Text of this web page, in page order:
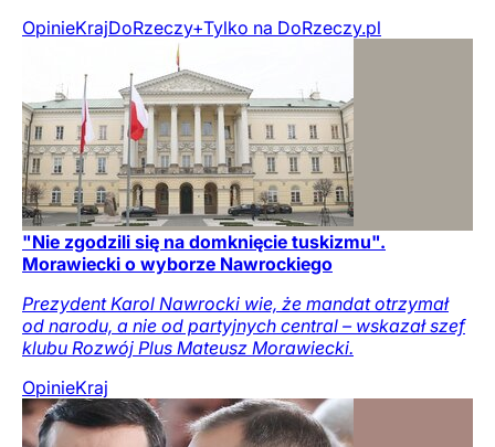
OpinieKrajDoRzeczy+Tylko na DoRzeczy.pl
"Nie zgodzili się na domknięcie tuskizmu".
Morawiecki o wyborze Nawrockiego
Prezydent Karol Nawrocki wie, że mandat otrzymał
od narodu, a nie od partyjnych central – wskazał szef
klubu Rozwój Plus Mateusz Morawiecki.
OpinieKraj